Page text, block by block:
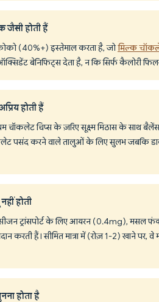
जैसी होती हैं
(40%+) इस्तेमाल करता है, जोमिल्क
बेनिफिट्स देता है, न कि सिर्फ कैलोरी
होती हैं
चॉकलेट चिप्स के ज़रिए सूक्ष्म मिठास के साथ बैलेंस
पसंद करने वाले तालुओं के लिए सुलभ जबकि
होती
ट्रांसपोर्ट के लिए आयरन (0.4mg), मसल
हैं। सीमित मात्रा में (रोज़ 1-2) खाने पर, वे
होता है